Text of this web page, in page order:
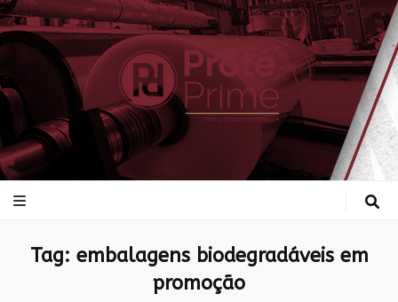
ProtePrime
Blog
Tag: embalagens biodegradáveis em
promoção